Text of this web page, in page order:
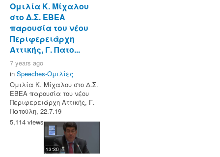
Ομιλία Κ. Μίχαλου
στο Δ.Σ. ΕΒΕΑ
παρουσία του νέου
Περιφερειάρχη
Αττικής, Γ. Πατο...
7 years ago
in Speeches-Ομιλίες
Ομιλία Κ. Μίχαλου στο Δ.Σ.
ΕΒΕΑ παρουσία του νέου
Περιφερειάρχη Αττικής, Γ.
Πατούλη, 22.7.19
5,114 views
13:30